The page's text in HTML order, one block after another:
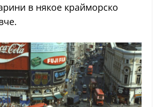
в някое крайморско